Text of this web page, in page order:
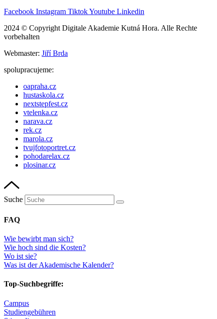
Facebook Instagram TiktokYoutube Linkedin
2024 © Copyright Digitale Akademie Kutná Hora. Alle Rechte
vorbehalten
Webmaster: Jiří Brda
spolupracujeme:
oapraha.cz
hustaskola.cz
nextstepfest.cz
vtelenka.cz
narava.cz
rek.cz
marola.cz
tvujfotoportret.cz
pohodarelax.cz
plosinar.cz
Suche
FAQ
Wie bewirbt man sich?
Wie hoch sind die Kosten?
Wo ist sie?
Was ist der Akademische Kalender?
Top-Suchbegriffe:
Campus
Studiengebühren